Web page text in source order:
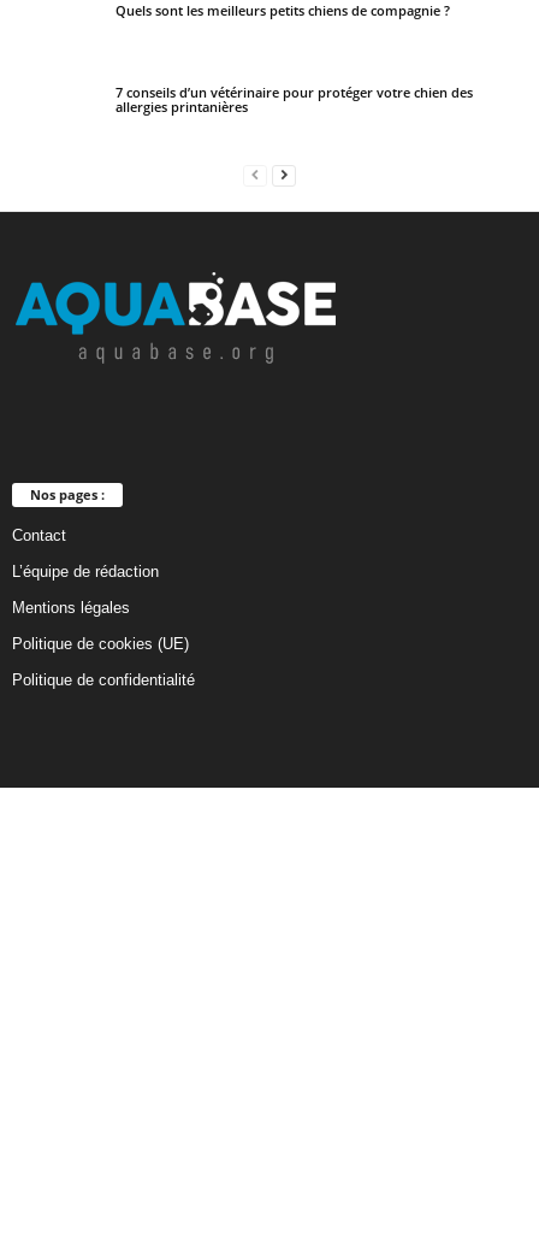
Quels sont les meilleurs petits chiens de compagnie ?
7 conseils d’un vétérinaire pour protéger votre chien des
allergies printanières
Nos pages :
Contact
L’équipe de rédaction
Mentions légales
Politique de cookies (UE)
Politique de confidentialité